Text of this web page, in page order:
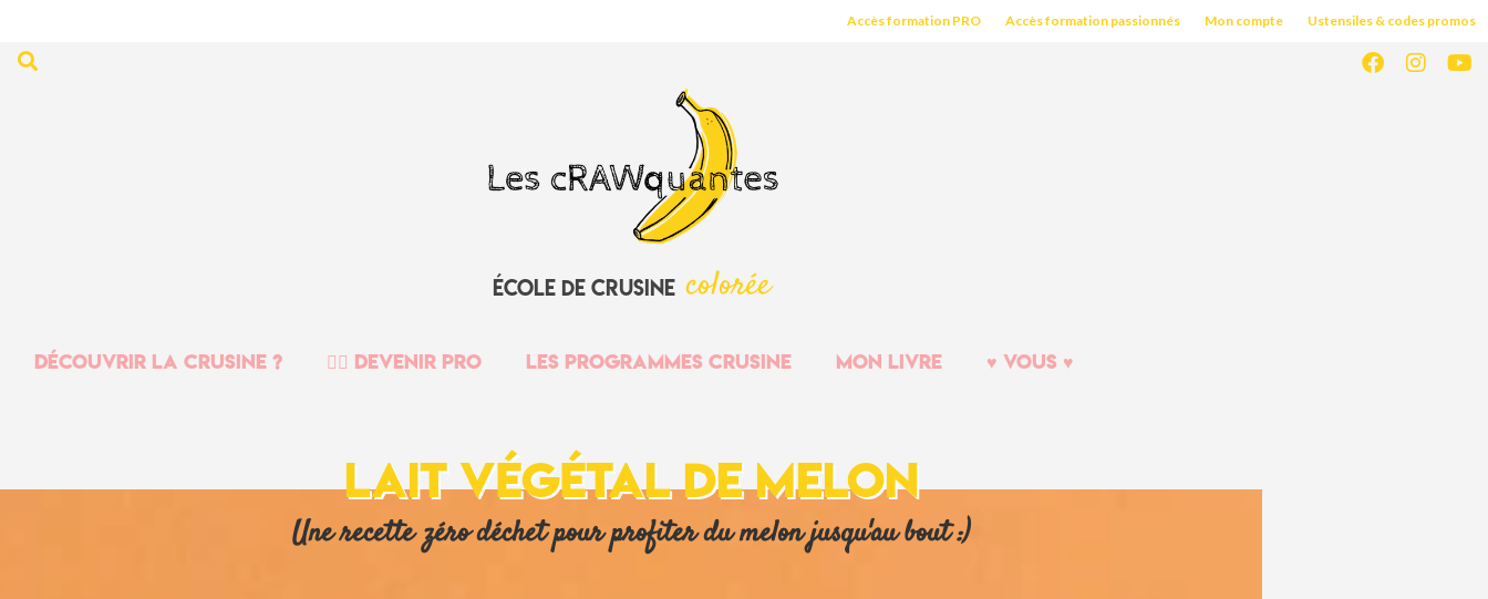
Accès formation PRO Accès formation passionnés Mon compte Ustensiles & codes promos
école de crusine colorée
Découvrir la crusine ? 👉🏻 Devenir PRO Les programmes crusine Mon livre ♥︎ VOUS ♥︎
Lait végétal de melon
Une recette zéro déchet pour profiter du melon jusqu'au bout :)